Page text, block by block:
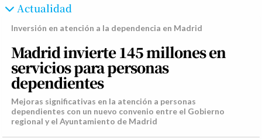
Actualidad
Inversión en atención a la dependencia en Madrid
Madrid invierte 145 millones en
servicios para personas
dependientes
Mejoras significativas en la atención a personas
dependientes con un nuevo convenio entre el Gobierno
regional y el Ayuntamiento de Madrid